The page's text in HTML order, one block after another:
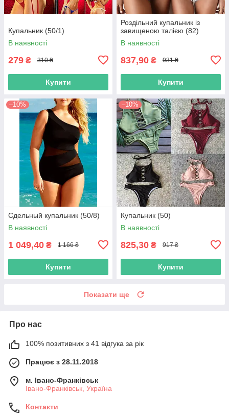
Купальник (50/1)
В наявності
279 ₴ 310 ₴
Купити
Роздільний купальник із
завищеною талією (82)
В наявності
837,90 ₴ 931 ₴
Купити
–10%
Сдельный купальник (50/8)
В наявності
1 049,40 ₴ 1 166 ₴
Купити
–10%
Купальник (50)
В наявності
825,30 ₴ 917 ₴
Купити
Показати ще
Про нас
100% позитивних з 41 відгука за рік
Працює з 28.11.2018
м. Івано-Франківськ
Івано-Франківськ, Україна
Контакти